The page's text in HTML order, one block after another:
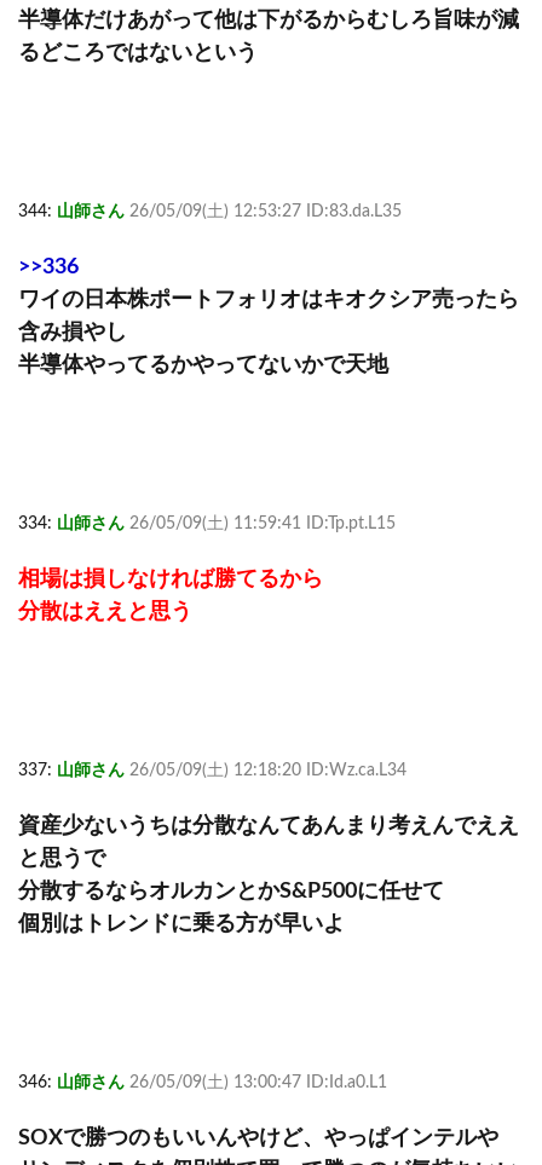
半導体だけあがって他は下がるからむしろ旨味が減
るどころではないという
344: 山師さん 26/05/09(土) 12:53:27 ID:83.da.L35
>>336
ワイの日本株ポートフォリオはキオクシア売ったら
含み損やし
半導体やってるかやってないかで天地
334: 山師さん 26/05/09(土) 11:59:41 ID:Tp.pt.L15
相場は損しなければ勝てるから
分散はええと思う
337: 山師さん 26/05/09(土) 12:18:20 ID:Wz.ca.L34
資産少ないうちは分散なんてあんまり考えんでええ
と思うで
分散するならオルカンとかS&P500に任せて
個別はトレンドに乗る方が早いよ
346: 山師さん 26/05/09(土) 13:00:47 ID:Id.a0.L1
SOXで勝つのもいいんやけど、やっぱインテルや